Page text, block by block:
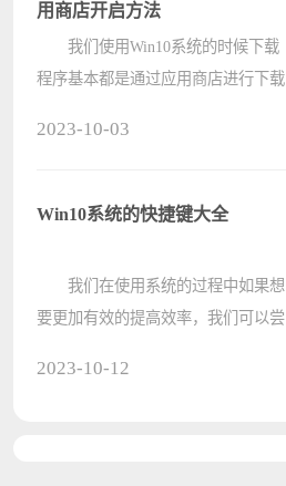
用商店开启方法
我们使用Win10系统的时候下载
程序基本都是通过应用商店进行下载
法，如果还不知道怎么解决的用户可
2023-10-03
Win10系统的快捷键大全
我们在使用系统的过程中如果想
要更加有效的提高效率，我们可以尝
2023-10-12